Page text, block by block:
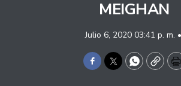
MEIGHAN
Julio 6, 2020 03:41 p. m. •
Facebook
Twitter Copy